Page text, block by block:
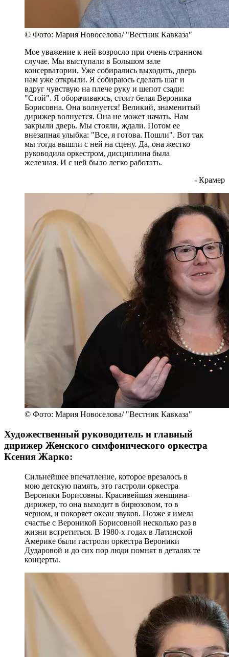
© Фото: Мария Новоселова/ "Вестник Кавказа"
Мое уважение к ней возросло при очень странном
случае. Мы выступали в Большом зале
консерватории. Уже собирались выходить, дверь
нам уже открыли. Я собираюсь сделать шаг и
вдруг чувствую на плече руку и шепот сзади:
"Стой". Я оборачиваюсь, стоит белая Вероника
Борисовна. Она волнуется! Великий, знаменитый
дирижер волнуется. Она не может начать. Нам
закрыли дверь. Мы стояли, ждали. Потом ее
внезапная улыбка: "Все, я готова. Пошли". Вот так
мы тогда вышли с ней на сцену. Да, она жестко
руководила оркестром, дисциплина была
железная. И с ней было легко работать.
- Крамер
© Фото: Мария Новоселова/ "Вестник Кавказа"
Художественный руководитель и главный
дирижер Женского симфонического оркестра
Ксения Жарко:
Сильнейшее впечатление, которое врезалось в
мою детскую память, это гастроли оркестра
Вероники Борисовны. Красивейшая женщина-
дирижер, то она выходит в бирюзовом, то в
черном, и покоряет океан звуков. Позже я имела
счастье с Вероникой Борисовной несколько раз в
жизни встретиться. В 1980-х годах в Латинской
Америке были гастроли оркестра Вероники
Дударовой и до сих пор люди помнят в деталях те
концерты.